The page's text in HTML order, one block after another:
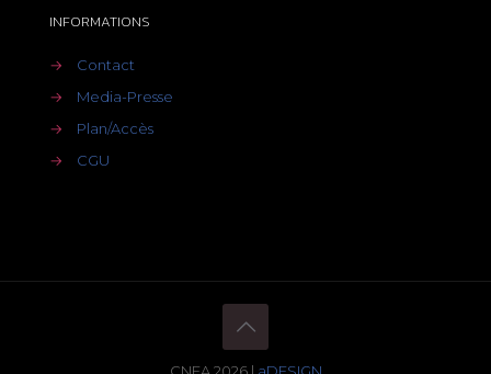
INFORMATIONS
→
Contact
→
Media-Presse
→
Plan/Accès
→
CGU